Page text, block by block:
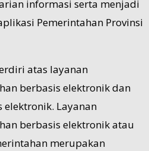
informasi serta menjadi
Pemerintahan Provinsi
atas layanan
berbasis elektronik dan
Layanan
berbasis elektronik atau
merupakan